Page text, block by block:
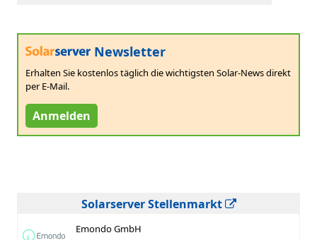
Newsletter
Erhalten Sie kostenlos täglich die wichtigsten Solar-News direkt
per E-Mail.
Anmelden
Solarserver Stellenmarkt